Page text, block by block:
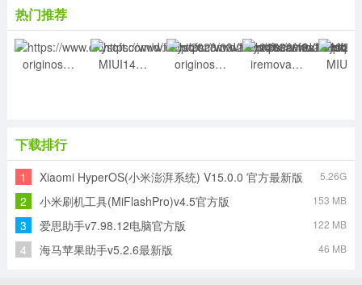
7.然后将设备连接到处于快速启动模式的计算机
8.返回工具界面并注意设备是否已连接
9.然后从三个选项中选择flash选项
10.点击Flash并等待
热门推荐
originos3.0刷机包 官方最新版 MIUI14刷机包 V14.0.12.11.19 官方最新版 originos刷机包全机型 V3.0 官方最新版 iremovalpro专业版 V5.9.2 官方最新版
下载排行
1 Xiaomi HyperOS(小米澎湃系统) V15.0.0 官方最新版 5.26G
2 小米刷机工具(MiFlashPro)v4.5官方版 153 MB
3 爱思助手v7.98.12电脑官方版 122 MB
4 海马苹果助手v5.2.6最新版 46 MB